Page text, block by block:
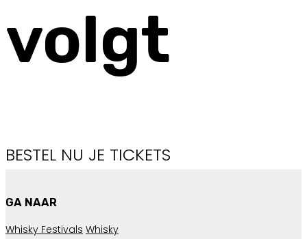
volgt
BESTEL NU JE TICKETS
GA NAAR
Whisky Festivals Whisky